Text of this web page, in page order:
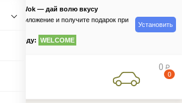
— дай волю вкусу
приложение и получите подарок при
WELCOME
Установить
0 руб
0